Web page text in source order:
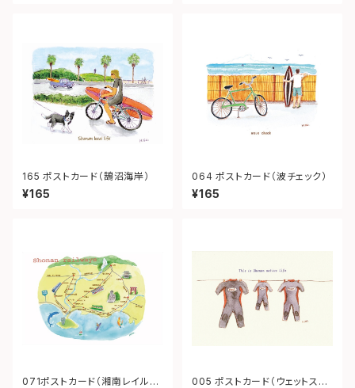
165 ポストカード（鵠沼海岸）
¥165
064 ポストカード（波チェック）
¥165
071ポストカード（湘南レイルウ
005 ポストカード（ウェットスー